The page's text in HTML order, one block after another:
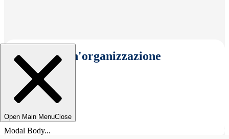
Seleziona un'organizzazione
Open Main MenuClose
Modal Body...